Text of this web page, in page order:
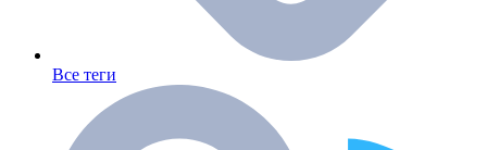
Все теги